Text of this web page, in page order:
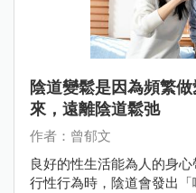
陰道變鬆是因為頻繁
來，遠離陰道鬆弛
作者：曾郁文
良好的性生活能為人的身
行性行為時，陰道會發出「啵啵」聲響 !